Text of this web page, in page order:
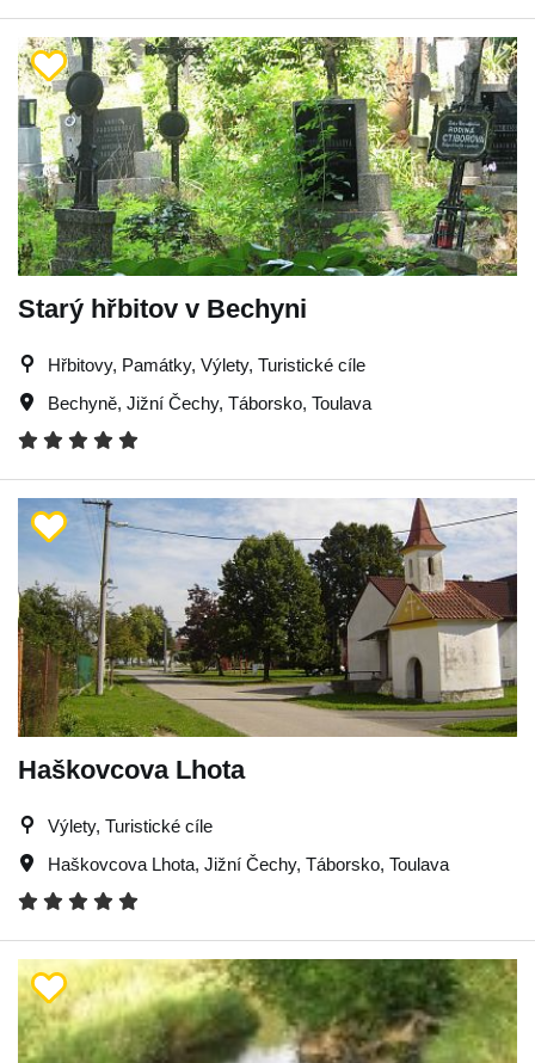
Starý hřbitov v Bechyni
Hřbitovy, Památky, Výlety, Turistické cíle
Bechyně, Jižní Čechy, Táborsko, Toulava
Haškovcova Lhota
Výlety, Turistické cíle
Haškovcova Lhota, Jižní Čechy, Táborsko, Toulava